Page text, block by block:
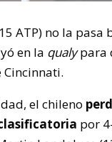
ATP) no la pasa
en la qualypara
Cincinnati.
el chileno
por